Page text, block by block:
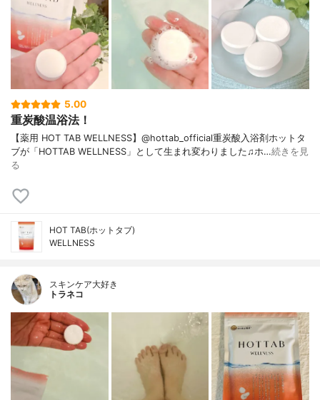
5.00
重炭酸温浴法！
【薬用 HOT TAB WELLNESS】@hottab_official重炭酸入浴剤ホットタ
ブが「HOTTAB WELLNESS」として生まれ変わりました♫ホ…続きを見
る
HOT TAB(ホットタブ)
WELLNESS
スキンケア大好き
トラネコ